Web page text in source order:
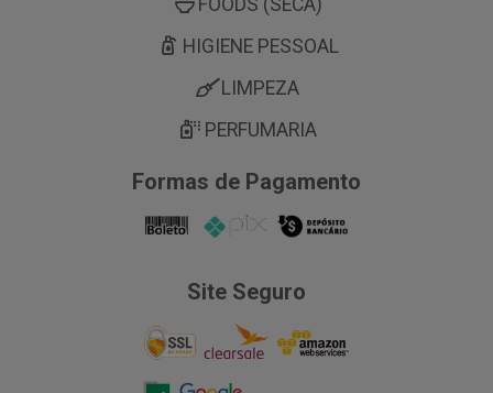
FOODS (SECA)
HIGIENE PESSOAL
LIMPEZA
PERFUMARIA
Formas de Pagamento
Site Seguro